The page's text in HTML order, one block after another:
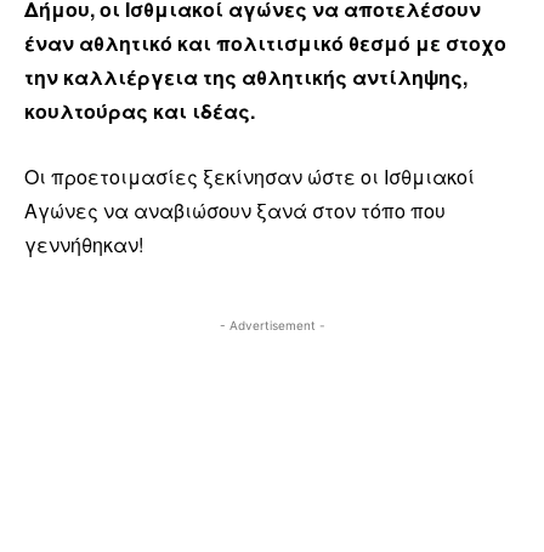
Δήμου, οι Ισθμιακοί αγώνες να αποτελέσουν
έναν αθλητικό και πολιτισμικό θεσμό με στοχο
την καλλιέργεια της αθλητικής αντίληψης,
κουλτούρας και ιδέας.
Οι προετοιμασίες ξεκίνησαν ώστε οι Ισθμιακοί
Αγώνες να αναβιώσουν ξανά στον τόπο που
γεννήθηκαν!
- Advertisement -